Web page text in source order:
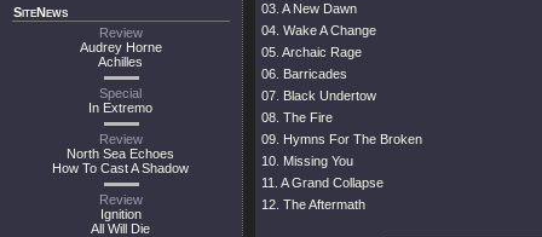
SiteNews
Review
Audrey Horne
Achilles
Special
In Extremo
Review
North Sea Echoes
How To Cast A Shadow
Review
Ignition
All Will Die
03. A New Dawn
04. Wake A Change
05. Archaic Rage
06. Barricades
07. Black Undertow
08. The Fire
09. Hymns For The Broken
10. Missing You
11. A Grand Collapse
12. The Aftermath